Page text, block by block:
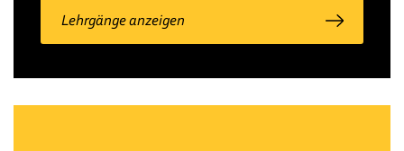
Lehrgänge anzeigen